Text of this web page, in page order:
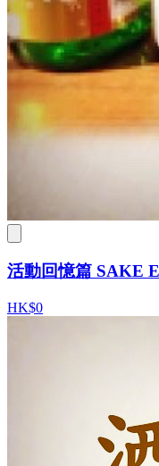
活動回憶篇 SAKE
HK$0